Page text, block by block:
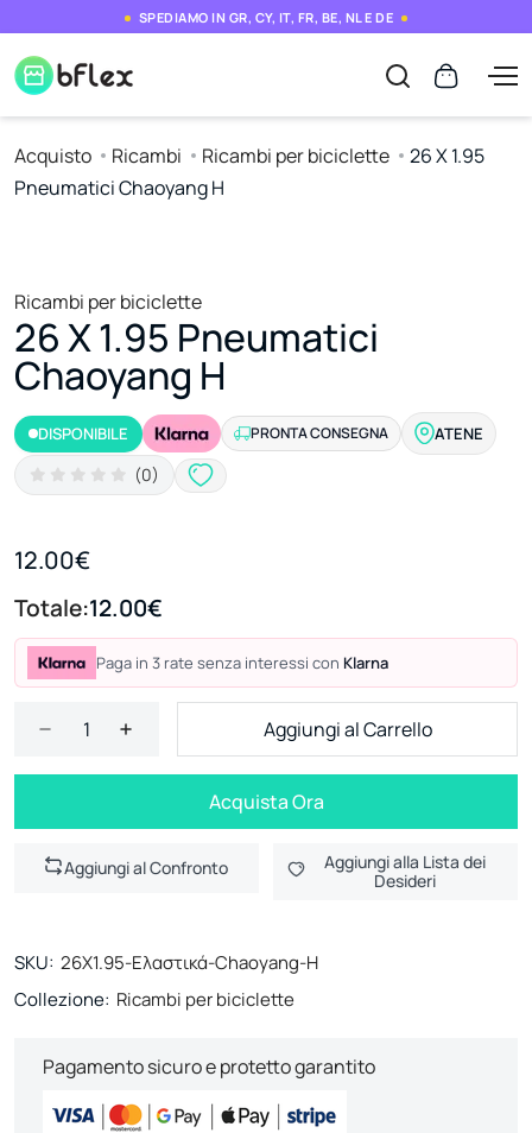
SPEDIAMO IN GR, CY, IT, FR, BE, NL E DE
Acquisto Ricambi Ricambi per biciclette
26 X 1.95
Pneumatici Chaoyang H
Ricambi per biciclette
26 X 1.95 Pneumatici
Chaoyang H
DISPONIBILE PRONTA CONSEGNA ATENE
(0)
12.00€
Totale:12.00€
Paga in 3 rate senza interessi con Klarna
Aggiungi al Carrello
Acquista Ora
Aggiungi al Confronto
Aggiungi alla Lista dei
Desideri
SKU: 26X1.95-Ελαστικά-Chaoyang-H
Collezione: Ricambi per biciclette
Pagamento sicuro e protetto garantito